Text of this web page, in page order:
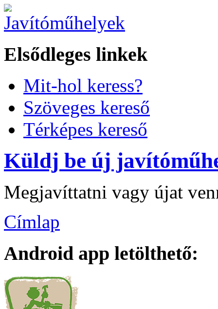
Elsődleges linkek
Mit-hol keress?
Szöveges kereső
Térképes kereső
Küldj be új
Megjavíttatni vagy újat
Címlap
Android app letölthető: